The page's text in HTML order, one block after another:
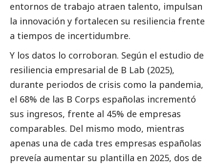
entornos de trabajo atraen talento, impulsan
la innovación y fortalecen su resiliencia frente
a tiempos de incertidumbre.
Y los datos lo corroboran. Según el estudio de
resiliencia empresarial de B Lab (2025),
durante periodos de crisis como la pandemia,
el 68% de las B Corps españolas incrementó
sus ingresos, frente al 45% de empresas
comparables. Del mismo modo, mientras
apenas una de cada tres empresas españolas
preveía aumentar su plantilla en 2025, dos de